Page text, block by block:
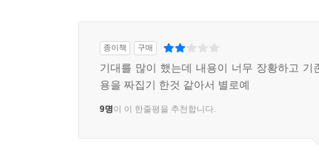
종이책 구매
기대를 많이 했는데 내용이 너무 장황하고 기
용을 짜집기 한것 같아서 별로예
9명이 이 한줄평을 추천합니다.